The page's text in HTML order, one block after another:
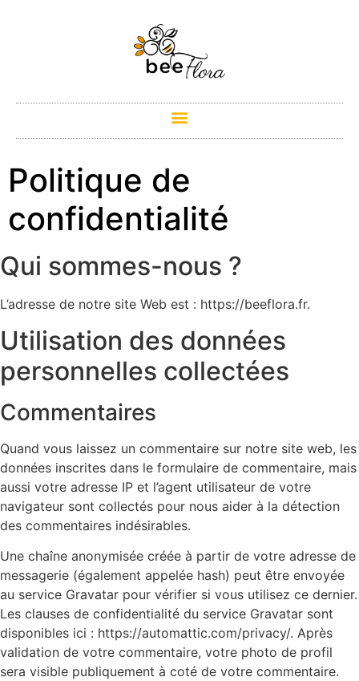
Politique de
confidentialité
Qui sommes-nous ?
L’adresse de notre site Web est : https://beeflora.fr.
Utilisation des données
personnelles collectées
Commentaires
Quand vous laissez un commentaire sur notre site web, les
données inscrites dans le formulaire de commentaire, mais
aussi votre adresse IP et l’agent utilisateur de votre
navigateur sont collectés pour nous aider à la détection
des commentaires indésirables.
Une chaîne anonymisée créée à partir de votre adresse de
messagerie (également appelée hash) peut être envoyée
au service Gravatar pour vérifier si vous utilisez ce dernier.
Les clauses de confidentialité du service Gravatar sont
disponibles ici : https://automattic.com/privacy/. Après
validation de votre commentaire, votre photo de profil
sera visible publiquement à coté de votre commentaire.